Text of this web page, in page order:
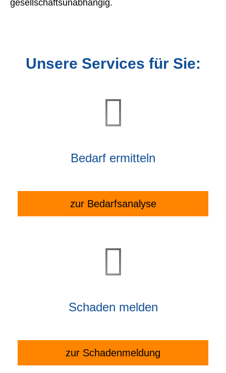
gesellschaftsunabhängig.
Unsere Services für Sie:
Bedarf ermitteln
zur Bedarfsanalyse
Schaden melden
zur Schadenmeldung